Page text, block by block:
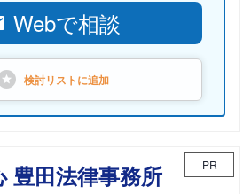
Webで相談
検討リストに追加
豊田法律事務所 PR